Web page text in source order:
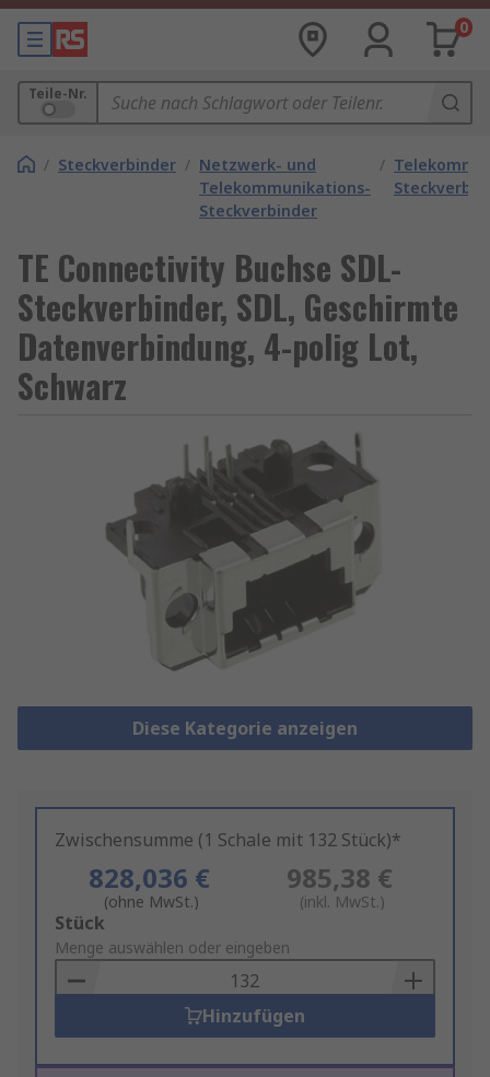
0
Teile-Nr.
/ Steckverbinder / Netzwerk- und
Telekommunikations-
Steckverbinder
/
TE Connectivity Buchse SDL-
Steckverbinder, SDL, Geschirmte
Datenverbindung, 4-polig Lot,
Schwarz
Diese Kategorie anzeigen
Zwischensumme (1 Schale mit 132 Stück)*
828,036 €
(ohne MwSt.)
985,38 €
(inkl. MwSt.)
Add
to
Basket
Stück
Menge auswählen oder eingeben
Hinzufügen